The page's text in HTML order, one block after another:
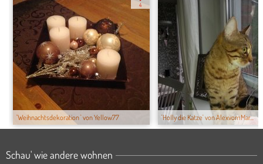
'Weihnachtsdekoration ' von Yellow77
4
'Holly die Katze' von AlexvomMar...
Schau' wie andere wohnen